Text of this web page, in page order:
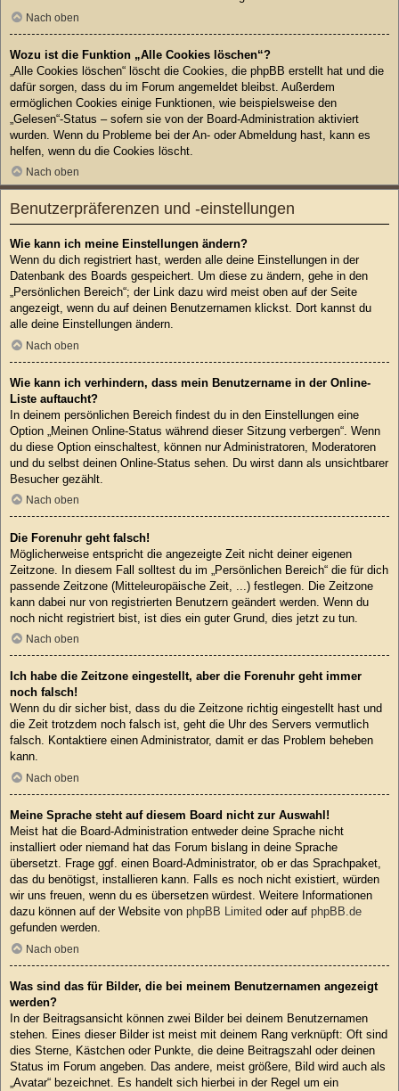
Nach oben
Wozu ist die Funktion „Alle Cookies löschen“?
„Alle Cookies löschen“ löscht die Cookies, die phpBB erstellt hat und die
dafür sorgen, dass du im Forum angemeldet bleibst. Außerdem
ermöglichen Cookies einige Funktionen, wie beispielsweise den
„Gelesen“-Status – sofern sie von der Board-Administration aktiviert
wurden. Wenn du Probleme bei der An- oder Abmeldung hast, kann es
helfen, wenn du die Cookies löscht.
Nach oben
Benutzerpräferenzen und -einstellungen
Wie kann ich meine Einstellungen ändern?
Wenn du dich registriert hast, werden alle deine Einstellungen in der
Datenbank des Boards gespeichert. Um diese zu ändern, gehe in den
„Persönlichen Bereich“; der Link dazu wird meist oben auf der Seite
angezeigt, wenn du auf deinen Benutzernamen klickst. Dort kannst du
alle deine Einstellungen ändern.
Nach oben
Wie kann ich verhindern, dass mein Benutzername in der Online-
Liste auftaucht?
In deinem persönlichen Bereich findest du in den Einstellungen eine
Option „Meinen Online-Status während dieser Sitzung verbergen“. Wenn
du diese Option einschaltest, können nur Administratoren, Moderatoren
und du selbst deinen Online-Status sehen. Du wirst dann als unsichtbarer
Besucher gezählt.
Nach oben
Die Forenuhr geht falsch!
Möglicherweise entspricht die angezeigte Zeit nicht deiner eigenen
Zeitzone. In diesem Fall solltest du im „Persönlichen Bereich“ die für dich
passende Zeitzone (Mitteleuropäische Zeit, ...) festlegen. Die Zeitzone
kann dabei nur von registrierten Benutzern geändert werden. Wenn du
noch nicht registriert bist, ist dies ein guter Grund, dies jetzt zu tun.
Nach oben
Ich habe die Zeitzone eingestellt, aber die Forenuhr geht immer
noch falsch!
Wenn du dir sicher bist, dass du die Zeitzone richtig eingestellt hast und
die Zeit trotzdem noch falsch ist, geht die Uhr des Servers vermutlich
falsch. Kontaktiere einen Administrator, damit er das Problem beheben
kann.
Nach oben
Meine Sprache steht auf diesem Board nicht zur Auswahl!
Meist hat die Board-Administration entweder deine Sprache nicht
installiert oder niemand hat das Forum bislang in deine Sprache
übersetzt. Frage ggf. einen Board-Administrator, ob er das Sprachpaket,
das du benötigst, installieren kann. Falls es noch nicht existiert, würden
wir uns freuen, wenn du es übersetzen würdest. Weitere Informationen
dazu können auf der Website von phpBB Limited oder auf phpBB.de
gefunden werden.
Nach oben
Was sind das für Bilder, die bei meinem Benutzernamen angezeigt
werden?
In der Beitragsansicht können zwei Bilder bei deinem Benutzernamen
stehen. Eines dieser Bilder ist meist mit deinem Rang verknüpft: Oft sind
dies Sterne, Kästchen oder Punkte, die deine Beitragszahl oder deinen
Status im Forum angeben. Das andere, meist größere, Bild wird auch als
„Avatar“ bezeichnet. Es handelt sich hierbei in der Regel um ein